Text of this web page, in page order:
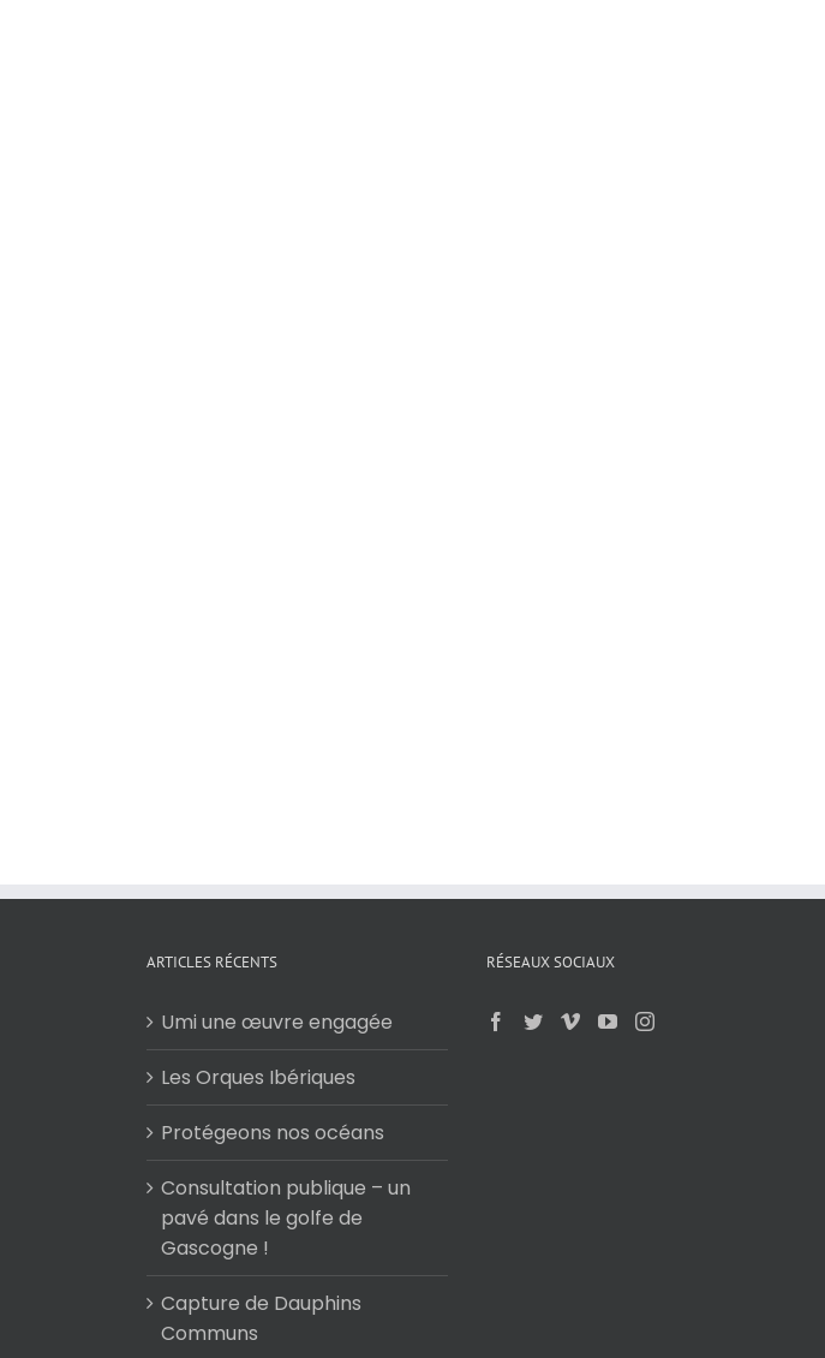
ARTICLES RÉCENTS
Umi une œuvre engagée
Les Orques Ibériques
Protégeons nos océans
Consultation publique – un
pavé dans le golfe de
Gascogne !
Capture de Dauphins
Communs
RÉSEAUX SOCIAUX